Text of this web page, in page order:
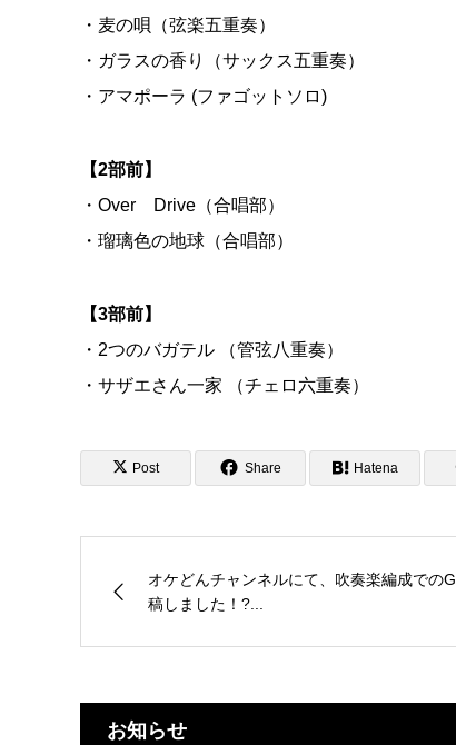
・麦の唄（弦楽五重奏）
・ガラスの香り（サックス五重奏）
・アマポーラ (ファゴットソロ)
【2部前】
・Over Drive（合唱部）
・瑠璃色の地球（合唱部）
【3部前】
・2つのバガテル （管弦八重奏）
・サザエさん一家 （チェロ六重奏）
Post Share Hatena
オケどんチャンネルにて、吹奏楽編成での
稿しました！?...
お知らせ